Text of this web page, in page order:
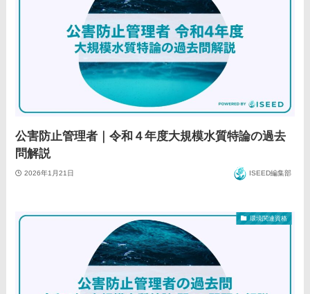
公害防止管理者｜令和４年度大規模水質特論の過去
問解説
2026年1月21日 ISEED編集部
環境関連資格